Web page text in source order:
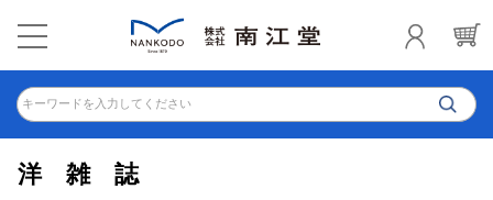
キーワードを入力してください
洋雑誌